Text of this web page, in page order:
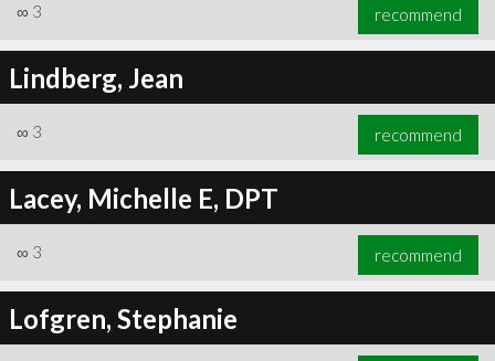
∞ 3 recommend
Lindberg, Jean
∞ 3 recommend
Lacey, Michelle E, DPT
∞ 3 recommend
Lofgren, Stephanie